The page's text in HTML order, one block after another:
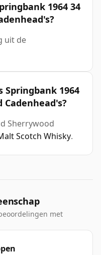
1964 34
uit de
1964
Sherrywood
Scotch Whisky.
met